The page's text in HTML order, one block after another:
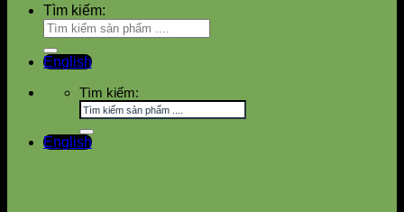
Tìm kiếm:
English
Tìm kiếm:
English